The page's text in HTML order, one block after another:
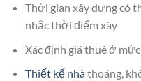
Thời gian xây dựng có
nhắc thời điểm xây
Xác định giá thuê ở
Thiết kế nhàthoáng,